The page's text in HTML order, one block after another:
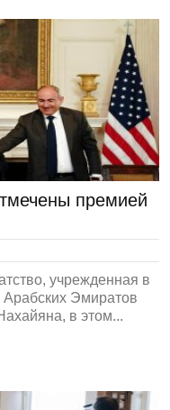
премией
учрежденная в
Арабских Эмиратов
в этом...